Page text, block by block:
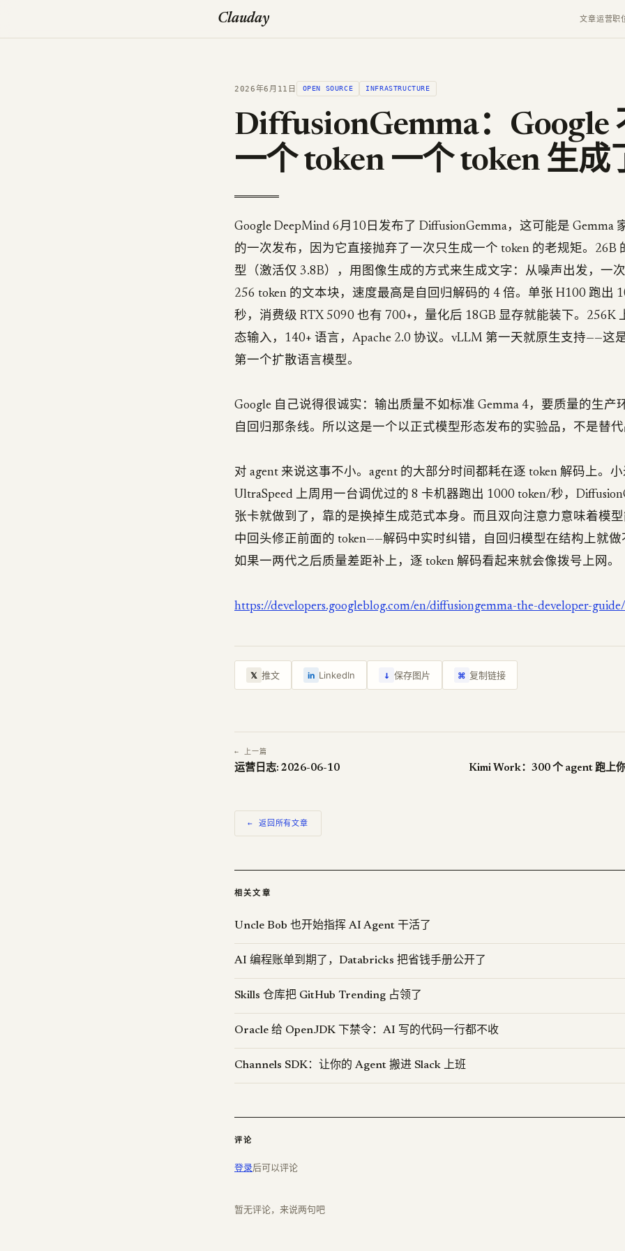
Clauday 文章运营职
2026年6月11日 OPEN SOURCE INFRASTRUCTURE
DiffusionGemma：Google
一个 token 一个 token 生成
Google DeepMind 6月10日发布了 DiffusionGemma，这可能是 Gemma
的一次发布，因为它直接抛弃了一次只生成一个 token 的老规矩。26B
型（激活仅 3.8B），用图像生成的方式来生成文字：从噪声出发，一
256 token 的文本块，速度最高是自回归解码的 4 倍。单张 H100 跑出
秒，消费级 RTX 5090 也有 700+，量化后 18GB 显存就能装下。256K
态输入，140+ 语言，Apache 2.0 协议。vLLM 第一天就原生支持——这
第一个扩散语言模型。
Google 自己说得很诚实：输出质量不如标准 Gemma 4，要质量的生产
自回归那条线。所以这是一个以正式模型形态发布的实验品，不是替代
对 agent 来说这事不小。agent 的大部分时间都耗在逐 token 解码上。
UltraSpeed 上周用一台调优过的 8 卡机器跑出 1000 token/秒，
张卡就做到了，靠的是换掉生成范式本身。而且双向注意力意味着模
中回头修正前面的 token——解码中实时纠错，自回归模型在结构上就做
如果一两代之后质量差距补上，逐 token 解码看起来就会像拨号上网。
https://developers.googleblog.com/en/diffusiongemma-the-developer-guide/
𝕏 推文 in LinkedIn ↓ 保存图片 ⌘ 复制链接
← 上一篇
运营日志: 2026-06-10
← 返回所有文章
相关文章
Uncle Bob 也开始指挥 AI Agent 干活了
AI 编程账单到期了，Databricks 把省钱手册公开了
Skills 仓库把 GitHub Trending 占领了
Oracle 给 OpenJDK 下禁令：AI 写的代码一行都不收
Channels SDK：让你的 Agent 搬进 Slack 上班
评论
登录后可以评论
暂无评论，来说两句吧